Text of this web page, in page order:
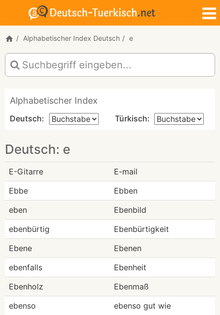
Alphabetischer Index Deutsch e
Alphabetischer Index
Deutsch: Türkisch:
Deutsch: e
E-Gitarre
E-mail
Ebbe
Ebben
eben
Ebenbild
ebenbürtig
Ebenbürtigkeit
Ebene
Ebenen
ebenfalls
Ebenheit
Ebenholz
Ebenmaß
ebenso
ebenso gut wie